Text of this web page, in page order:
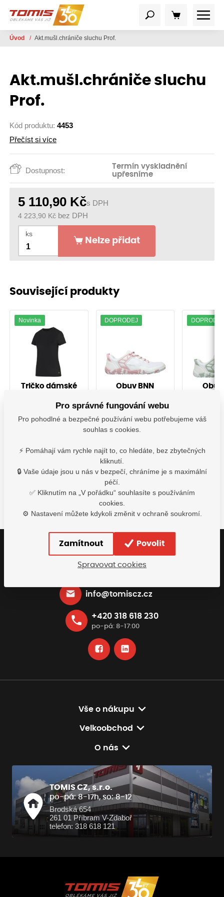
Úvod / Akt.mušl.chrániče sluchu Prof.
Akt.mušl.chrániče sluchu
Prof.
Kód produktu: 4453
Přečíst si více
Dostupnost:
Termín vyskladnění
upřesníme
5 110,90 Kčs DPH
4 223,90 Kč bez DPH
ks
Nelze přidat
Související produkty
Novinka
Tričko dámské
černá
315,00 Kč
DOPRODEJ
Obuv BNN
white/pink (35-
43)-Doprodej!
1 049,00Kč
DOPRODEJ
Obuv
1
Buďte s námi v kontaktu
Rádi vám pomůžeme najít nejvhodnější řešení
info@tomiscz.cz
+420 318 618 230
po-pá: 8-17:00
Vše o nákupu
Velkoobchod
O nás
TOMIS CZ, s.r.o.
po-pá: 8-17h, so: 8-12
Brodská 654
261 01 Příbram V-Zdaboř
telefon: 318 618 121
Pro správné fungování webu
Pro pohodlné a bezpečné používání webu potřebujeme váš
souhlas s cookies.
⚡ Pomáhají vám rychle najít to, co hledáte, bez zbytečných
kliknutí.
🔒 Vaše údaje jsou u nás v bezpečí, chráníme je s maximální
péčí.
✅ Kliknutím na „V pořádku“ souhlasíte s používáním
cookies.
⚙️ Nastavení můžete kdykoli změnit v ochraně soukromí.
Zamítnout Povolit
Spravovat cookies